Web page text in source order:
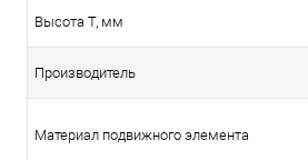
Высота T, мм
Производитель
Материал подвижного элемента